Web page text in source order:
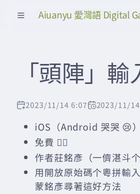
Aiuanyu 愛灣語 Digital
「頭陣」
2023/11/14 6:07 2023/11/
iOS（Android 哭哭 😢）
免費 🙇‍♂️
作者莊銘彥（一儕湛斗
用開放原始碼个粵拼輸
蒙銘彥尋著這好方法